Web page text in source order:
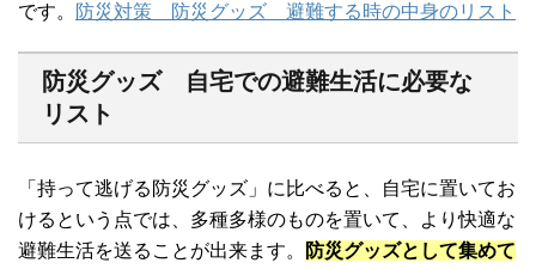
です。
防災対策 防災グッズ 避難する時の中身のリスト
防災グッズ 自宅での避難生活に必要な
リスト
「持って逃げる防災グッズ」に比べると、自宅に置いてお
けるという点では、多種多様のものを置いて、より快適な
避難生活を送ることが出来ます。
防災グッズとして集めて